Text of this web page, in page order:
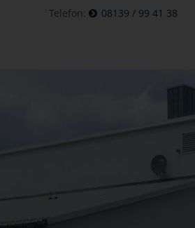
Telefon:
08139 / 99 41 38